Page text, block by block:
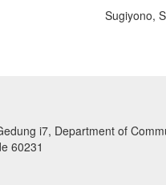
Sugiyono,
i7, Department of
60231